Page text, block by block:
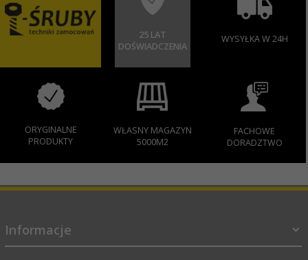
25 LAT
DOŚWIADCZENIA
WYSYŁKA W 24H
ORYGINALNE
PRODUKTY
WŁASNY MAGAZYN
5000M2
FACHOWE
DORADZTWO
Informacje